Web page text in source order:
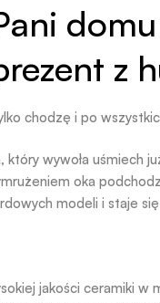
z
chodzę i po
który wywoła uśmiech
oka
modeli i staje
jakości ceramiki